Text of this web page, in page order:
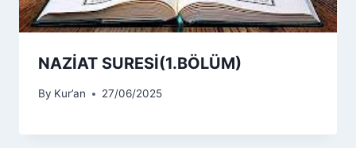
NAZİAT SURESİ(1.BÖLÜM)
By Kur’an 27/06/2025